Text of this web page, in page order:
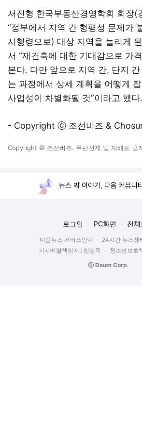
서진형 한국부동산경영학회 회장(
“정부에서 지역 간 형평성 문제가
시행령으로) 대상 지역을 늘리게
서 “재건축에 대한 기대감으로 가
본다. 다만 앞으로 지역 간, 단지
는 과정에서 상세 계획을 어떻게
사업성이 차별화될 것”이라고 했다.
- Copyright ⓒ 조선비즈 &
Copyright © 조선비즈. 무단전재 및 재배포 금
뉴스 밖 이야기, 다음 커뮤니
로그인 PC화면 전체
다음뉴스 서비스안내 24시간 뉴스센
기사배열책임자 : 임광욱
청소년보호
ⓒ Daum Corp.